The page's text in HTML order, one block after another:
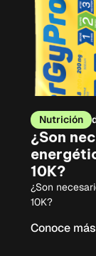
Nutrición
¿Son
10K?
¿Son
10K?
Conoce más